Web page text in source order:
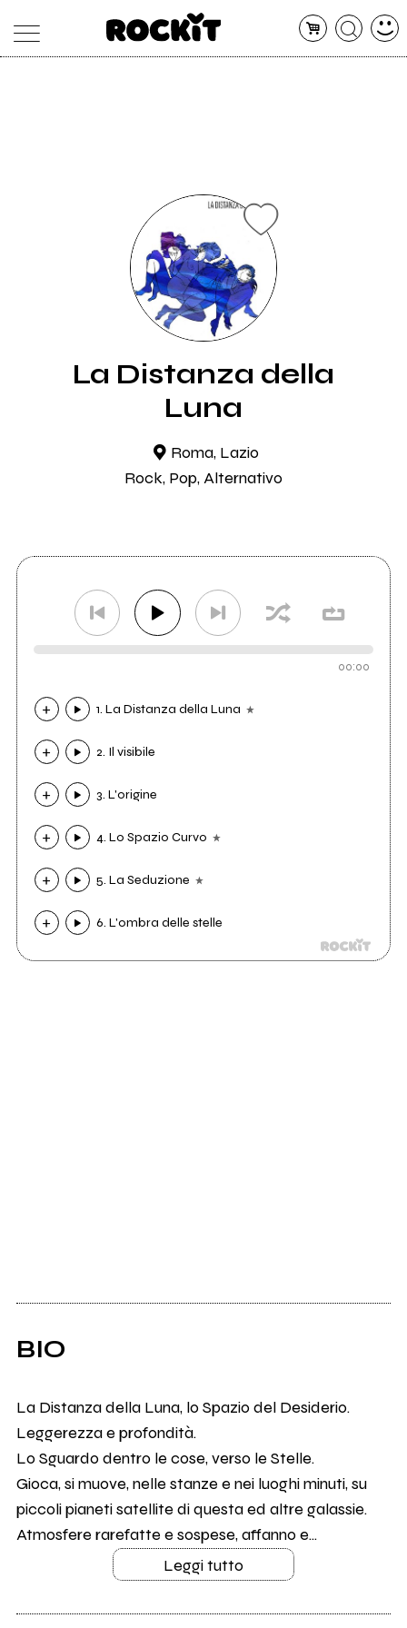
La Distanza della
Luna
Roma, Lazio
Rock, Pop, Alternativo
00:00
1. La Distanza della Luna
2. Il visibile
3. L'origine
4. Lo Spazio Curvo
5. La Seduzione
6. L'ombra delle stelle
BIO
La Distanza della Luna, lo Spazio del Desiderio.
Leggerezza e profondità.
Lo Sguardo dentro le cose, verso le Stelle.
Gioca, si muove, nelle stanze e nei luoghi minuti, su
piccoli pianeti satellite di questa ed altre galassie.
Atmosfere rarefatte e sospese, affanno e...
Leggi tutto